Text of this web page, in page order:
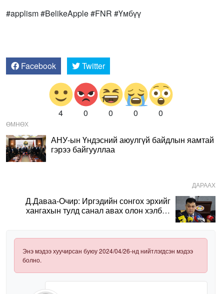
#applism #BelikeApple #FNR #Үмбүү
Facebook Twitter
4 0 0 0 0
ӨМНӨХ
АНУ-ын Үндэсний аюулгүй байдлын яамтай
гэрээ байгууллаа
ДАРААХ
Д.Даваа-Очир: Иргэдийн сонгох эрхийг
хангахын тулд санал авах олон хэлбэр
Энэ мэдээ хуучирсан буюу 2024/04/26-нд нийтлэгдсэн мэдээ
болно.